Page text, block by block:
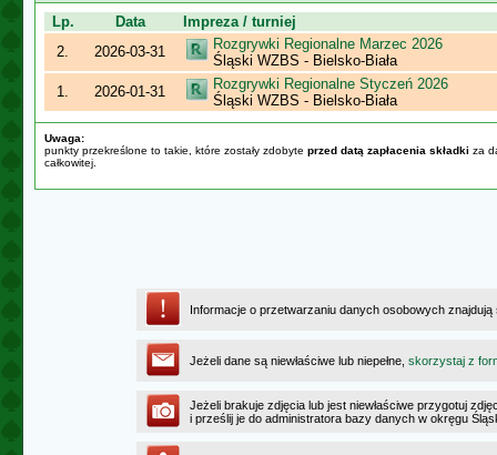
Lp. Data
Impreza / turniej
2.
2026-03-31
Rozgrywki Regionalne Marzec 2026
Śląski WZBS - Bielsko-Biała
1.
2026-01-31
Rozgrywki Regionalne Styczeń 2026
Śląski WZBS - Bielsko-Biała
Uwaga:
punkty przekreślone to takie, które zostały zdobyte przed datą zapłacenia składki za
całkowitej.
Informacje o przetwarzaniu danych osobowych
Jeżeli dane są niewłaściwe lub niepełne, skorzystaj z
Jeżeli brakuje zdjęcia lub jest niewłaściwe przygotuj
i prześlij je do administratora bazy danych w okręgu